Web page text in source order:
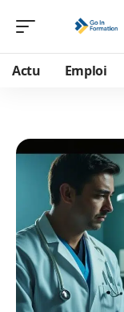
Actu Emploi